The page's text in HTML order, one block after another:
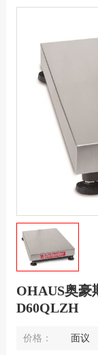
OHAUS奥豪
D60QLZH
价格： 面议